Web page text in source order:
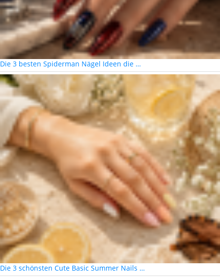
Die 3 besten Spiderman Nägel Ideen die …
Die 3 schönsten Cute Basic Summer Nails …